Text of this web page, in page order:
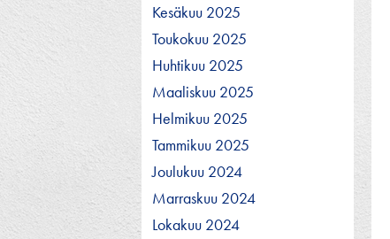
Kesäkuu 2025
Toukokuu 2025
Huhtikuu 2025
Maaliskuu 2025
Helmikuu 2025
Tammikuu 2025
Joulukuu 2024
Marraskuu 2024
Lokakuu 2024